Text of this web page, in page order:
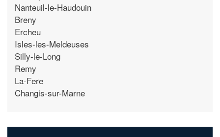
Nanteuil-le-Haudouin
Breny
Ercheu
Isles-les-Meldeuses
Silly-le-Long
Remy
La-Fere
Changis-sur-Marne